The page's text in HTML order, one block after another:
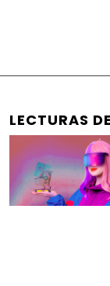
LECTURAS